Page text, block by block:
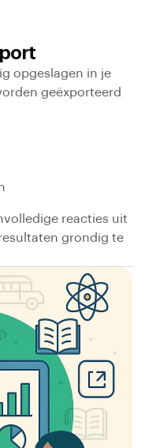
opgeslagen in je
geëxporteerd
reacties uit
grondig te